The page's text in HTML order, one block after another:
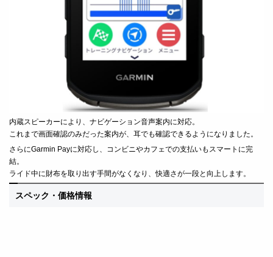
内蔵スピーカーにより、ナビゲーション音声案内に対応。
これまで画面確認のみだった案内が、耳でも確認できるようになりました。
さらにGarmin Payに対応し、コンビニやカフェでの支払いもスマートに完
結。
ライド中に財布を取り出す手間がなくなり、快適さが一段と向上します。
スペック・価格情報